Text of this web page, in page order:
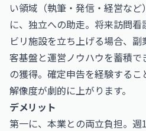
い領域（執筆・発信・経営な
に、独立への助走。将来訪問
ビリ施設を立ち上げる場合、
客基盤と運営ノウハウを蓄積
の獲得。確定申告を経験する
解像度が劇的に上がります。
デメリット
第一に、本業との両立負担。